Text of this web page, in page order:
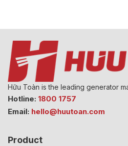
Hữu Toàn is the leading generator
Hotline: 1800 1757
Email: hello@huutoan.com
Product